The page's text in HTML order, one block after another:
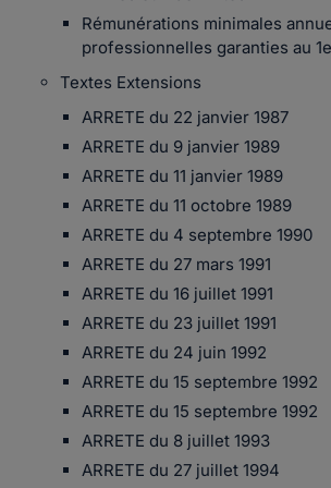
Rémunérations minimales
professionnelles garanties au
Textes Extensions
ARRETE du 22 janvier 1987
ARRETE du 9 janvier 1989
ARRETE du 11 janvier 1989
ARRETE du 11 octobre 1989
ARRETE du 4 septembre 1990
ARRETE du 27 mars 1991
ARRETE du 16 juillet 1991
ARRETE du 23 juillet 1991
ARRETE du 24 juin 1992
ARRETE du 15 septembre 1992
ARRETE du 15 septembre 1992
ARRETE du 8 juillet 1993
ARRETE du 27 juillet 1994